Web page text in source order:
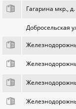
Гагарина мкр.,
Добросельская